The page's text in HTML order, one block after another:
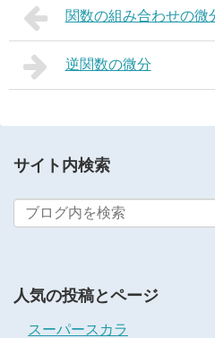
関数の組み合わせの微
逆関数の微分
サイト内検索
人気の投稿とページ
スーパースカラ